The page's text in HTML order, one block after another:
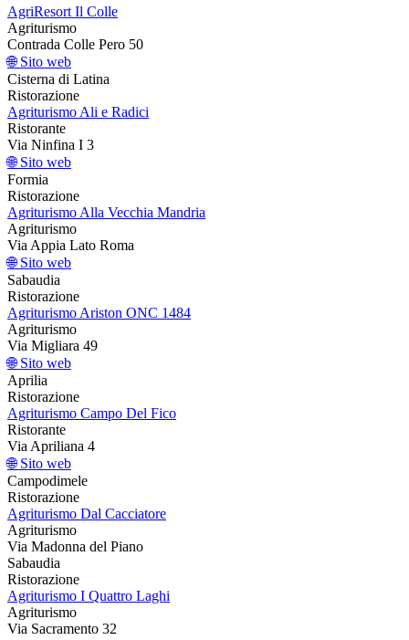
AgriResort Il Colle
Agriturismo
Contrada Colle Pero 50
🌐 Sito web
Cisterna di Latina
Ristorazione
Agriturismo Ali e Radici
Ristorante
Via Ninfina I 3
🌐 Sito web
Formia
Ristorazione
Agriturismo Alla Vecchia Mandria
Agriturismo
Via Appia Lato Roma
🌐 Sito web
Sabaudia
Ristorazione
Agriturismo Ariston ONC 1484
Agriturismo
Via Migliara 49
🌐 Sito web
Aprilia
Ristorazione
Agriturismo Campo Del Fico
Ristorante
Via Apriliana 4
🌐 Sito web
Campodimele
Ristorazione
Agriturismo Dal Cacciatore
Agriturismo
Via Madonna del Piano
Sabaudia
Ristorazione
Agriturismo I Quattro Laghi
Agriturismo
Via Sacramento 32